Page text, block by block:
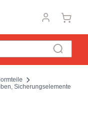
Sicherungselemente